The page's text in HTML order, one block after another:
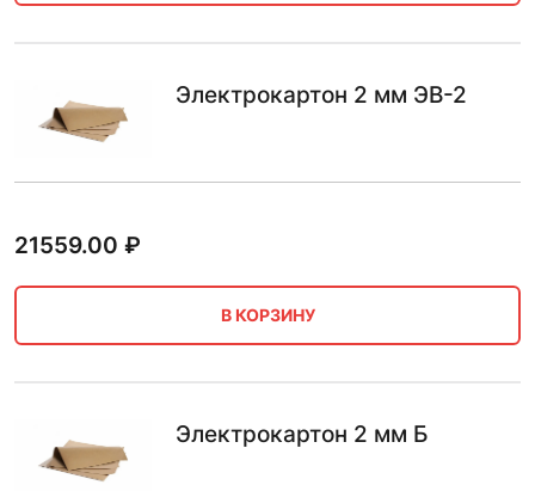
Электрокартон 2 мм ЭВ-2
21559.00 ₽
В КОРЗИНУ
Электрокартон 2 мм Б